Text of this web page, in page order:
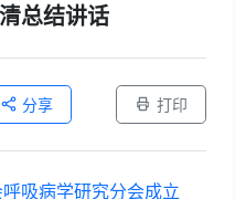
总结讲话
分享 打印
吸病学研究分会成立